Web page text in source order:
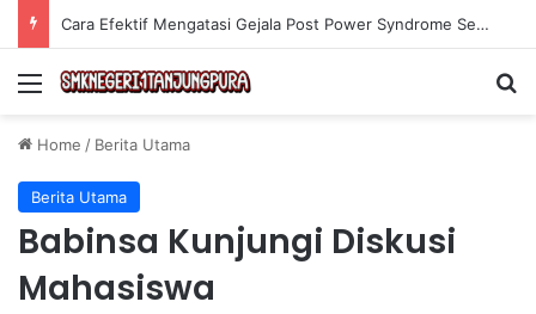
Cara Efektif Mengatasi Gejala Post Power Syndrome Setelah Pensiun Kerja
Menu
Home / Berita Utama
Berita Utama
Babinsa Kunjungi Diskusi
Mahasiswa